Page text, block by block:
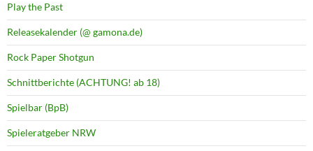
Play the Past
Releasekalender (@ gamona.de)
Rock Paper Shotgun
Schnittberichte (ACHTUNG! ab 18)
Spielbar (BpB)
Spieleratgeber NRW